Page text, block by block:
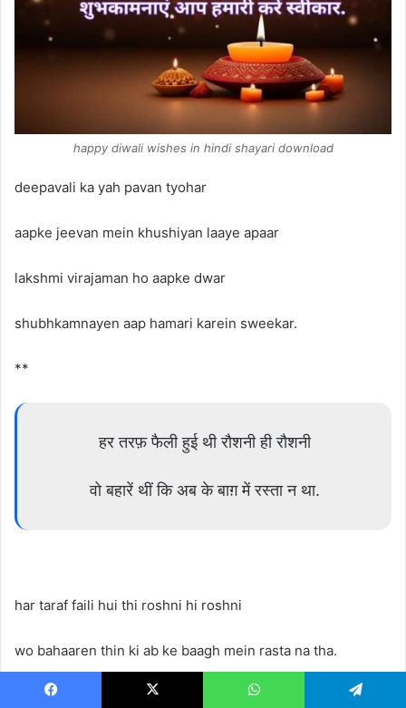
happy diwali wishes in hindi shayari download
deepavali ka yah pavan tyohar
aapke jeevan mein khushiyan laaye apaar
lakshmi virajaman ho aapke dwar
shubhkamnayen aap hamari karein sweekar.
**
हर तरफ़ फैली हुई थी रौशनी ही रौशनी
वो बहारें थीं कि अब के बाग़ में रस्ता न था.
har taraf faili hui thi roshni hi roshni
wo bahaaren thin ki ab ke baagh mein rasta na tha.